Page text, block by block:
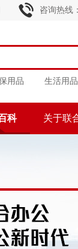
咨询热线：
用品 生活用品
科 关于联